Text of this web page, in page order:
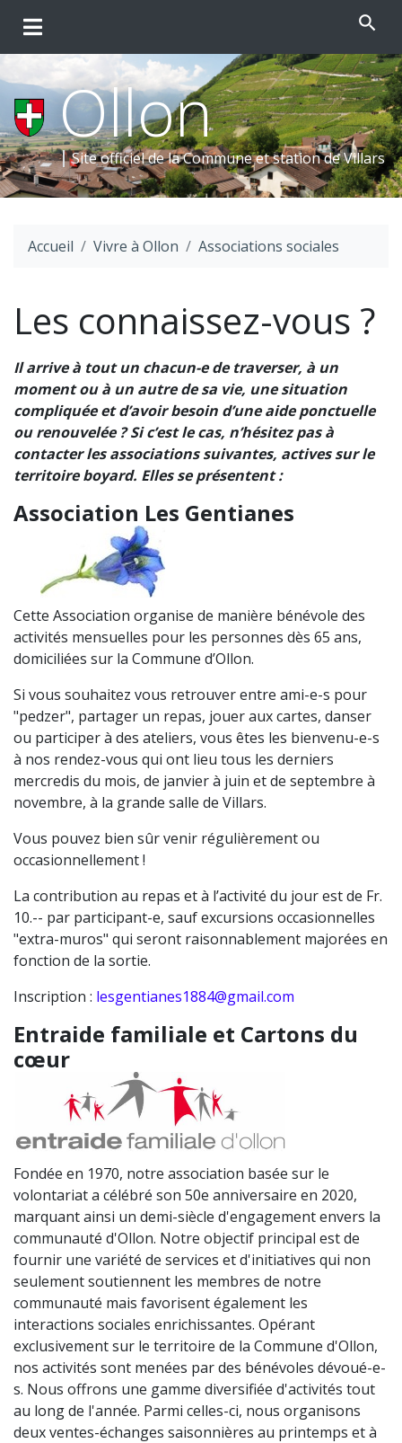
search
Ollon
Site officiel de la Commune etstation de Villars
Accueil Vivre à Ollon Associations sociales
Les connaissez-vous ?
Il arrive à tout un chacun-e de traverser, à un
moment ou à un autre de sa vie, une situation
compliquée et d’avoir besoin d’une aide ponctuelle
ou renouvelée ? Si c’est le cas, n’hésitez pas à
contacter les associations suivantes, actives sur le
territoire boyard. Elles se présentent :
Association Les Gentianes
Cette Association organise de manière bénévole des
activités mensuelles pour les personnes dès 65 ans,
domiciliées sur la Commune d’Ollon.
Si vous souhaitez vous retrouver entre ami-e-s pour
"pedzer", partager un repas, jouer aux cartes, danser
ou participer à des ateliers, vous êtes les bienvenu-e-s
à nos rendez-vous qui ont lieu tous les derniers
mercredis du mois, de janvier à juin et de septembre à
novembre, à la grande salle de Villars.
Vous pouvez bien sûr venir régulièrement ou
occasionnellement !
La contribution au repas et à l’activité du jour est de Fr.
10.-- par participant-e, sauf excursions occasionnelles
"extra-muros" qui seront raisonnablement majorées en
fonction de la sortie.
Inscription : lesgentianes1884@gmail.com
Entraide familiale et Cartons du
cœur
Fondée en 1970, notre association basée sur le
volontariat a célébré son 50e anniversaire en 2020,
marquant ainsi un demi-siècle d'engagement envers la
communauté d'Ollon. Notre objectif principal est de
fournir une variété de services et d'initiatives qui non
seulement soutiennent les membres de notre
communauté mais favorisent également les
interactions sociales enrichissantes. Opérant
exclusivement sur le territoire de la Commune d'Ollon,
nos activités sont menées par des bénévoles dévoué-e-
s. Nous offrons une gamme diversifiée d'activités tout
au long de l'année. Parmi celles-ci, nous organisons
deux ventes-échanges saisonnières au printemps et à